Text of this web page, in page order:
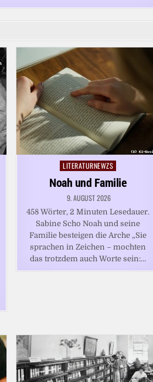
Posted
LITERATURNEWZS
Noah und Familie
9. AUGUST 2026
458 Wörter, 2 Minuten Lesedauer.
Sabine Scho Noah und seine
Familie besteigen die Arche „Sie
sprachen in Zeichen – mochten
das trotzdem auch Worte sein:…